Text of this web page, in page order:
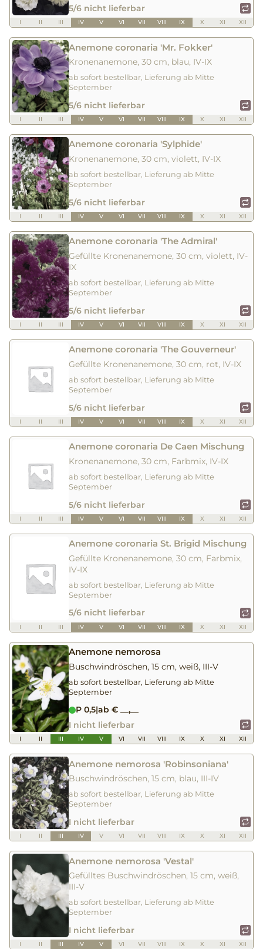
5/6 nicht lieferbar
I II III IV V VI VII VIII IX X XI XII
Anemone coronaria 'Mr. Fokker'
Kronenanemone, 30 cm, blau, IV-IX
ab sofort bestellbar, Lieferung ab Mitte
September
5/6 nicht lieferbar
I II III IV V VI VII VIII IX X XI XII
Anemone coronaria 'Sylphide'
Kronenanemone, 30 cm, violett, IV-IX
ab sofort bestellbar, Lieferung ab Mitte
September
5/6 nicht lieferbar
I II III IV V VI VII VIII IX X XI XII
Anemone coronaria 'The Admiral'
Gefüllte Kronenanemone, 30 cm, violett, IV-
IX
ab sofort bestellbar, Lieferung ab Mitte
September
5/6 nicht lieferbar
I II III IV V VI VII VIII IX X XI XII
Anemone coronaria 'The Gouverneur'
Gefüllte Kronenanemone, 30 cm, rot, IV-IX
ab sofort bestellbar, Lieferung ab Mitte
September
5/6 nicht lieferbar
I II III IV V VI VII VIII IX X XI XII
Anemone coronaria De Caen Mischung
Kronenanemone, 30 cm, Farbmix, IV-IX
ab sofort bestellbar, Lieferung ab Mitte
September
5/6 nicht lieferbar
I II III IV V VI VII VIII IX X XI XII
Anemone coronaria St. Brigid Mischung
Gefüllte Kronenanemone, 30 cm, Farbmix,
IV-IX
ab sofort bestellbar, Lieferung ab Mitte
September
5/6 nicht lieferbar
I II III IV V VI VII VIII IX X XI XII
Anemone nemorosa
Buschwindröschen, 15 cm, weiß, III-V
ab sofort bestellbar, Lieferung ab Mitte
September
P 0,5|ab € __,__
I nicht lieferbar
I II III IV V VI VII VIII IX X XI XII
Anemone nemorosa 'Robinsoniana'
Buschwindröschen, 15 cm, blau, III-IV
ab sofort bestellbar, Lieferung ab Mitte
September
I nicht lieferbar
I II III IV V VI VII VIII IX X XI XII
Anemone nemorosa 'Vestal'
Gefülltes Buschwindröschen, 15 cm, weiß,
III-V
ab sofort bestellbar, Lieferung ab Mitte
September
I nicht lieferbar
I II III IV V VI VII VIII IX X XI XII